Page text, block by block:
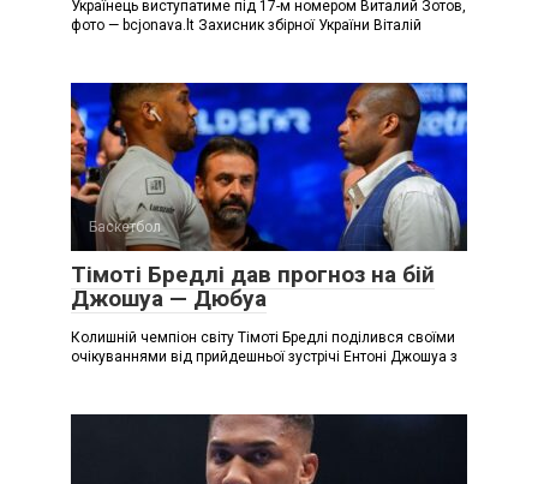
Українець виступатиме під 17-м номером Виталий Зотов,
фото — bcjonava.lt Захисник збірної України Віталій
Баскетбол
Тімоті Бредлі дав прогноз на бій
Джошуа — Дюбуа
Колишній чемпіон світу Тімоті Бредлі поділився своїми
очікуваннями від прийдешньої зустрічі Ентоні Джошуа з